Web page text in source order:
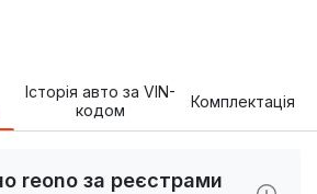
по салону гарненька, є
продаж тільки з
всі питання по телефону. Торг
Історія авто за VIN-
кодом
Комплектація
reono за реєстрами